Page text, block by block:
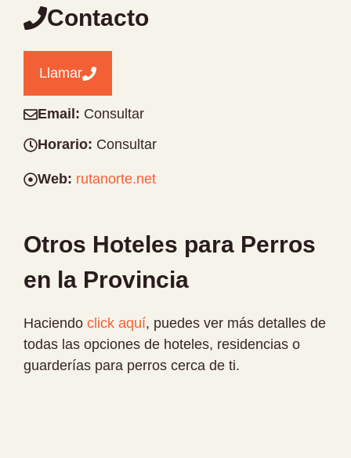
Contacto
Llamar
Email: Consultar
Horario: Consultar
Web: rutanorte.net
Otros Hoteles para Perros
en la Provincia
Haciendo click aquí, puedes ver más detalles de
todas las opciones de hoteles, residencias o
guarderías para perros cerca de ti.